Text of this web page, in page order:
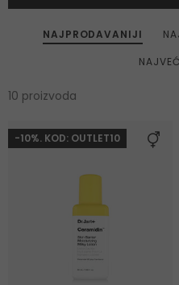
NAJPRODAVANIJI
10 proizvoda
-10%. KOD: OUTLET10